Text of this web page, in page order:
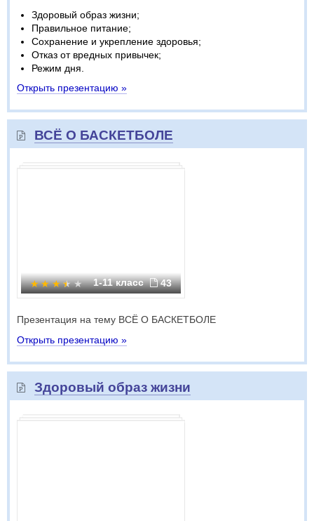
Здоровый образ жизни;
Правильное питание;
Сохранение и укрепление здоровья;
Отказ от вредных привычек;
Режим дня.
Открыть презентацию »
ВСЁ О БАСКЕТБОЛЕ
1-11 класс 43
Презентация на тему ВСЁ О БАСКЕТБОЛЕ
Открыть презентацию »
Здоровый образ жизни